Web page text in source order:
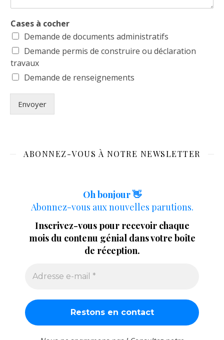
Cases à cocher
Demande de documents administratifs
Demande permis de construire ou déclaration
travaux
Demande de renseignements
Envoyer
ABONNEZ-VOUS À NOTRE NEWSLETTER
Oh bonjour 👋
Abonnez-vous aux nouvelles parutions.
Inscrivez-vous pour recevoir chaque
mois du contenu génial dans votre boîte
de réception.